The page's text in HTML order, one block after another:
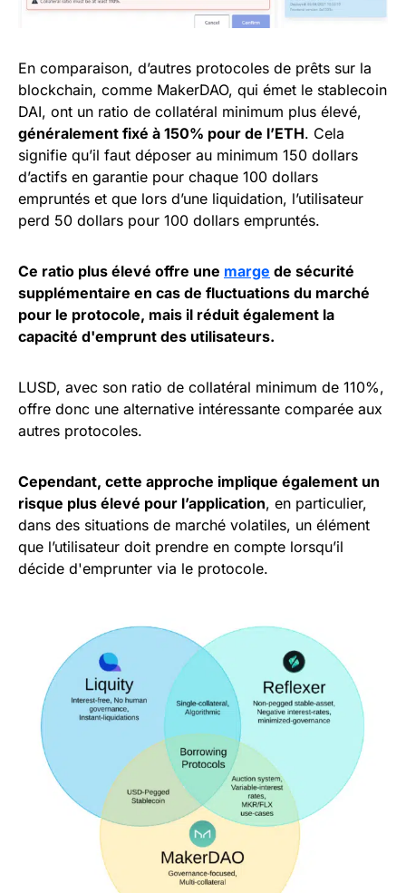
En comparaison, d’autres protocoles de prêts sur la
blockchain, comme MakerDAO, qui émet le stablecoin
DAI, ont un ratio de collatéral minimum plus élevé,
généralement fixé à 150% pour de l’ETH. Cela
signifie qu’il faut déposer au minimum 150 dollars
d’actifs en garantie pour chaque 100 dollars
empruntés et que lors d’une liquidation, l’utilisateur
perd 50 dollars pour 100 dollars empruntés.
Ce ratio plus élevé offre une marge de sécurité
supplémentaire en cas de fluctuations du marché
pour le protocole, mais il réduit également la
capacité d'emprunt des utilisateurs.
LUSD, avec son ratio de collatéral minimum de 110%,
offre donc une alternative intéressante comparée aux
autres protocoles.
Cependant, cette approche implique également un
risque plus élevé pour l’application, en particulier,
dans des situations de marché volatiles, un élément
que l’utilisateur doit prendre en compte lorsqu’il
décide d'emprunter via le protocole.